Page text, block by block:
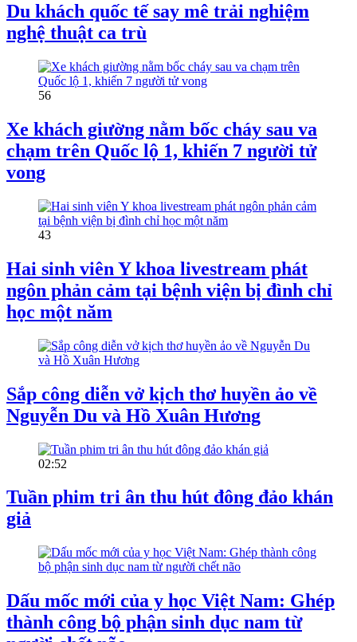
Du khách quốc tế say mê trải nghiệm
nghệ thuật ca trù
56
Xe khách giường nằm bốc cháy sau va
chạm trên Quốc lộ 1, khiến 7 người tử
vong
43
Hai sinh viên Y khoa livestream phát
ngôn phản cảm tại bệnh viện bị đình chỉ
học một năm
Sắp công diễn vở kịch thơ huyền ảo về
Nguyễn Du và Hồ Xuân Hương
02:52
Tuần phim tri ân thu hút đông đảo khán
giả
Dấu mốc mới của y học Việt Nam: Ghép
thành công bộ phận sinh dục nam từ